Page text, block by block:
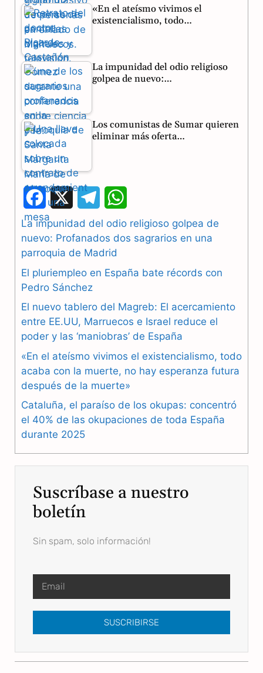
«En el ateísmo vivimos el
existencialismo, todo…
La impunidad del odio religioso
golpea de nuevo:…
Los comunistas de Sumar quieren
eliminar más oferta…
F
a
c
b
o
o
k
e
l
r
a
m
h
a
A
p
p
La impunidad del odio religioso golpea de
nuevo: Profanados dos sagrarios en una
parroquia de Madrid
El pluriempleo en España bate récords con
Pedro Sánchez
El nuevo tablero del Magreb: El acercamiento
entre EE.UU, Marruecos e Israel reduce el
poder y las ‘maniobras’ de España
«En el ateísmo vivimos el existencialismo, todo
acaba con la muerte, no hay esperanza futura
después de la muerte»
Cataluña, el paraíso de los okupas: concentró
el 40% de las okupaciones de toda España
durante 2025
Suscríbase a nuestro
boletín
Sin spam, solo información!
SUSCRIBIRSE